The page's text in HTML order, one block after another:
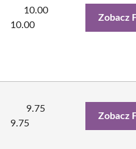
10.00
10.00
Zobacz
9.75
9.75
Zobacz